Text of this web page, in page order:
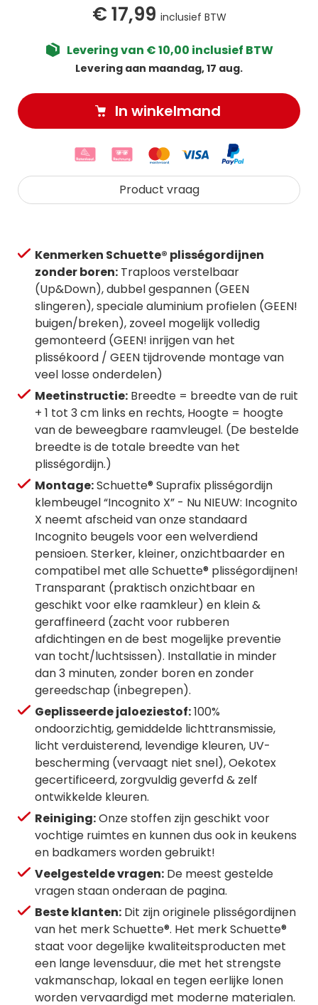
€ 17,99 inclusief BTW
Levering van € 10,00 inclusief BTW
Levering aan maandag, 17 aug.
In winkelmand
Product vraag
Kenmerken Schuette® plisségordijnen
zonder boren: Traploos verstelbaar
(Up&Down), dubbel gespannen (GEEN
slingeren), speciale aluminium profielen (GEEN!
buigen/breken), zoveel mogelijk volledig
gemonteerd (GEEN! inrijgen van het
plissékoord / GEEN tijdrovende montage van
veel losse onderdelen)
Meetinstructie: Breedte = breedte van de ruit
+ 1 tot 3 cm links en rechts, Hoogte = hoogte
van de beweegbare raamvleugel. (De bestelde
breedte is de totale breedte van het
plisségordijn.)
Montage:Schuette® Suprafix plisségordijn
klembeugel “Incognito X” - Nu NIEUW: Incognito
X neemt afscheid van onze standaard
Incognito beugels voor een welverdiend
pensioen. Sterker, kleiner, onzichtbaarder en
compatibel met alle Schuette® plisségordijnen!
Transparant (praktisch onzichtbaar en
geschikt voor elke raamkleur) en klein &
geraffineerd (zacht voor rubberen
afdichtingen en de best mogelijke preventie
van tocht/luchtsissen). Installatie in minder
dan 3 minuten, zonder boren en zonder
gereedschap (inbegrepen).
Geplisseerde jaloeziestof:100%
ondoorzichtig, gemiddelde lichttransmissie,
licht verduisterend, levendige kleuren, UV-
bescherming (vervaagt niet snel), Oekotex
gecertificeerd, zorgvuldig geverfd & zelf
ontwikkelde kleuren.
Reiniging:Onze stoffen zijn geschikt voor
vochtige ruimtes en kunnen dus ook in keukens
en badkamers worden gebruikt!
Veelgestelde vragen: De meest gestelde
vragen staan onderaan de pagina.
Beste klanten: Dit zijn originele plisségordijnen
van het merk Schuette®. Het merk Schuette®
staat voor degelijke kwaliteitsproducten met
een lange levensduur, die met het strengste
vakmanschap, lokaal en tegen eerlijke lonen
worden vervaardigd met moderne materialen.